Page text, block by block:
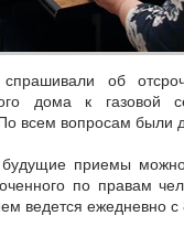
об
дома к газовой
всем вопросам были
приемы
по правам
ведется ежедневно